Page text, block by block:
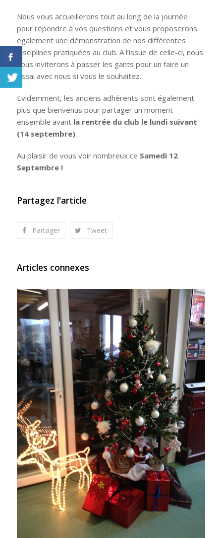
Nous vous accueillerons tout au long de la journée
pour répondre à vos questions et vous proposerons
également une démonstration de nos différentes
disciplines pratiquées au club. A l’issue de celle-ci, nous
vous inviterons à passer les gants pour un faire un
essai avec nous si vous le souhaitez.
Evidemment, les anciens adhérents sont également
plus que bienvenus pour partager un moment
ensemble avant la rentrée du club le lundi suivant
(14 septembre).
Au plaisir de vous voir nombreux ce Samedi 12
Septembre !
Partagez l'article
Partager Tweet
Articles connexes